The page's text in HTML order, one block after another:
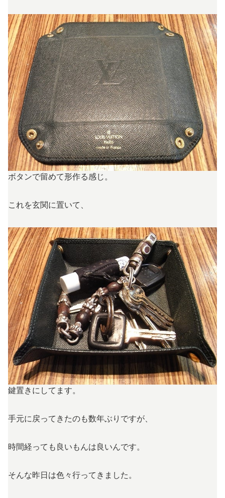
ボタンで留めて形作る感じ。
これを玄関に置いて、
鍵置きにしてます。
手元に戻ってきたのも数年ぶりですが、
時間経っても良いもんは良いんです。
そんな昨日は色々行ってきました。